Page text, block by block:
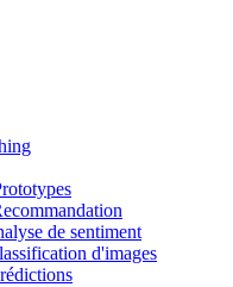
de sentiment
d'images